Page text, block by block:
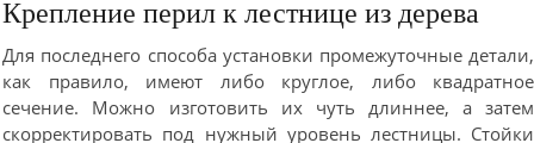
Крепление перил к лестнице из дерева
Для последнего способа установки промежуточные детали,
как правило, имеют либо круглое, либо квадратное
сечение. Можно изготовить их чуть длиннее, а затем
скорректировать под нужный уровень лестницы. Стойки